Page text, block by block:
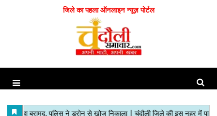
जिले का पहला ऑनलाइन न्यूज़ पोर्टल